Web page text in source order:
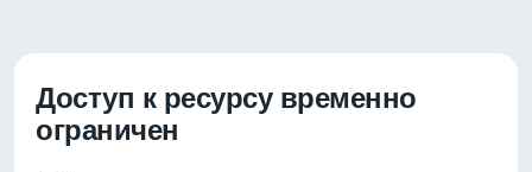
Доступ к ресурсу временно
ограничен